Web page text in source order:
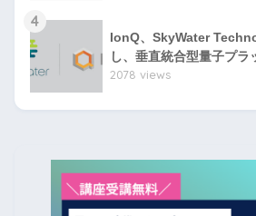
4
IonQ、SkyWater
し、垂直統合型量子プラ
2078 views